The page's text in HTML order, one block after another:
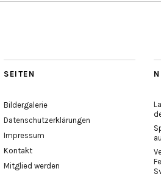
SEITEN
Bildergalerie
Datenschutzerklärungen
Impressum
Kontakt
Mitglied werden